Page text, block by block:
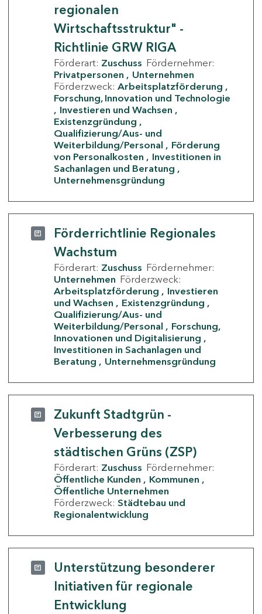
regionalen
Wirtschaftsstruktur" -
Richtlinie GRW RIGA
Förderart: Zuschuss Fördernehmer:
Privatpersonen
Unternehmen
Förderzweck: Arbeitsplatzförderung
Forschung, Innovation und Technologie
Investieren und Wachsen
Existenzgründung
Qualifizierung/Aus- und
Weiterbildung/Personal
Förderung
von Personalkosten
Investitionen in
Sachanlagen und Beratung
Unternehmensgründung
Förderrichtlinie Regionales
Wachstum
Förderart: Zuschuss Fördernehmer:
Unternehmen Förderzweck:
Arbeitsplatzförderung
Investieren
und Wachsen
Existenzgründung
Qualifizierung/Aus- und
Weiterbildung/Personal
Forschung,
Innovationen und Digitalisierung
Investitionen in Sachanlagen und
Beratung
Unternehmensgründung
Zukunft Stadtgrün -
Verbesserung des
städtischen Grüns (ZSP)
Förderart: Zuschuss Fördernehmer:
Öffentliche Kunden
Kommunen
Öffentliche Unternehmen
Förderzweck: Städtebau und
Regionalentwicklung
Unterstützung besonderer
Initiativen für regionale
Entwicklung